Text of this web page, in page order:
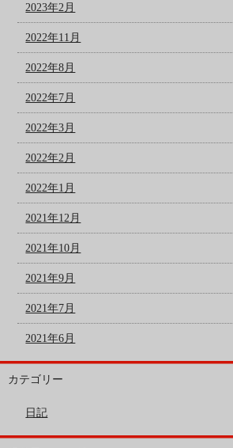
2023年2月
2022年11月
2022年8月
2022年7月
2022年3月
2022年2月
2022年1月
2021年12月
2021年10月
2021年9月
2021年7月
2021年6月
カテゴリー
日記